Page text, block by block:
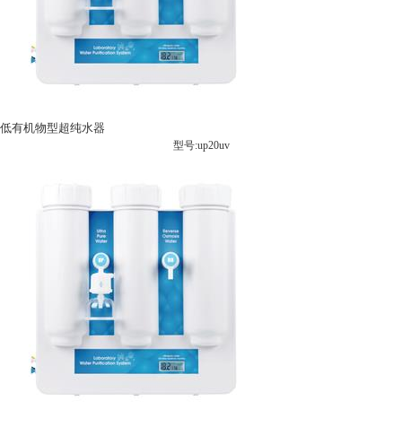
低有机物型超纯水器
型号:up20uv